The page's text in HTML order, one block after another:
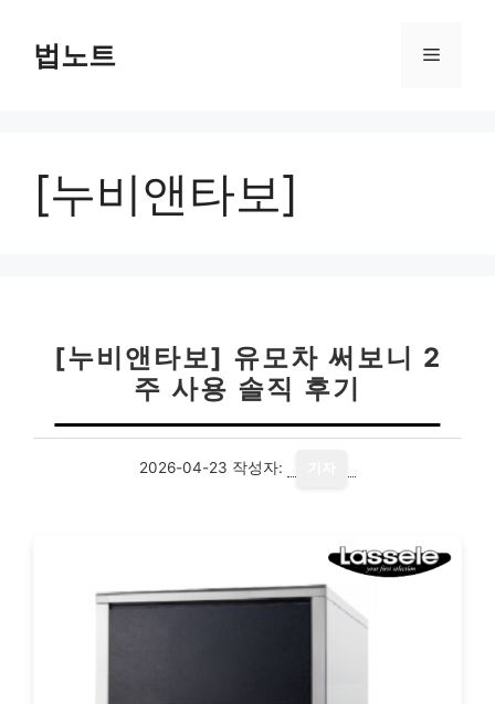
법노트 메
[누비앤타보]
[누비앤타보] 유모차 써보니 2
주 사용 솔직 후기
2026-04-23 작성자: